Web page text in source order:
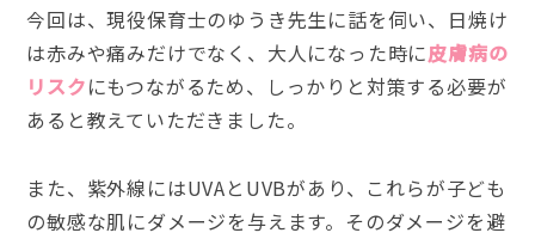
今回は、現役保育士のゆうき先生に話を伺い、日焼け
は赤みや痛みだけでなく、大人になった時に皮膚病の
リスクにもつながるため、しっかりと対策する必要が
あると教えていただきました。
また、紫外線にはUVAとUVBがあり、これらが子ども
の敏感な肌にダメージを与えます。そのダメージを避